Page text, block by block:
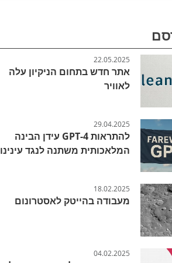
22.05.2025
אתר חדש בתחום הניקיון עלה
לאוויר
29.04.2025
להתראות GPT-4 עידן הבינה
המלאכותית משתנה לנגד עינינו
18.02.2025
מעבודה בהייטק לאסטרונום
04.02.2025